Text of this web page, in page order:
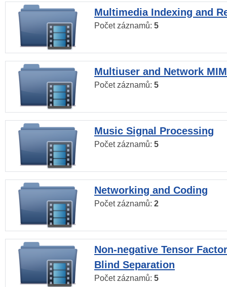
Multimedia Indexing and
Počet záznamů: 5
Multiuser and Network
Počet záznamů: 5
Music Signal Processing
Počet záznamů: 5
Networking and Coding
Počet záznamů: 2
Non-negative Tensor
Blind Separation
Počet záznamů: 5